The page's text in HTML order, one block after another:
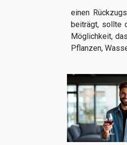
einen
beiträgt, sollte
Möglichkeit,
Pflanzen,